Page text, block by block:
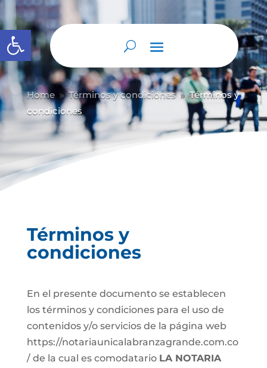
Abrir barra de herramientas
Home 9 Términos y condiciones 9 Términos y
condiciones
Términos y
condiciones
En el presente documento se establecen
los términos y condiciones para el uso de
contenidos y/o servicios de la página web
https://notariaunicalabranzagrande.com.co
/ de la cual es comodatario LA NOTARIA